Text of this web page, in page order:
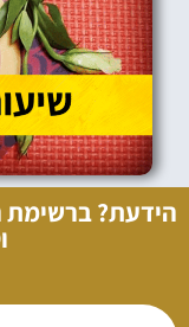
הידעת? ברשימת